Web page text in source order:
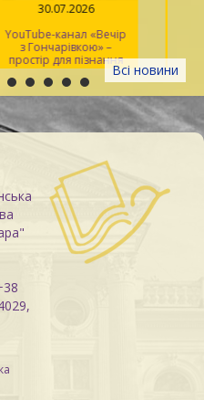
Всі новини
30.07.2026
YouTube-канал «Вечір
з Гончарівкою» –
простір для пізнання
та натхнення